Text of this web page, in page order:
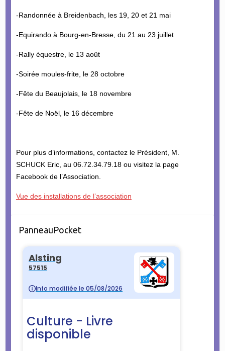
-Randonnée à Breidenbach, les 19, 20 et 21 mai
-Equirando à Bourg-en-Bresse, du 21 au 23 juillet
-Rally équestre, le 13 août
-Soirée moules-frite, le 28 octobre
-Fête du Beaujolais, le 18 novembre
-Fête de Noël, le 16 décembre
Pour plus d’informations, contactez le Président, M.
SCHUCK Eric, au 06.72.34.79.18 ou visitez la page
Facebook de l’Association.
Vue des installations de l’association
PanneauPocket